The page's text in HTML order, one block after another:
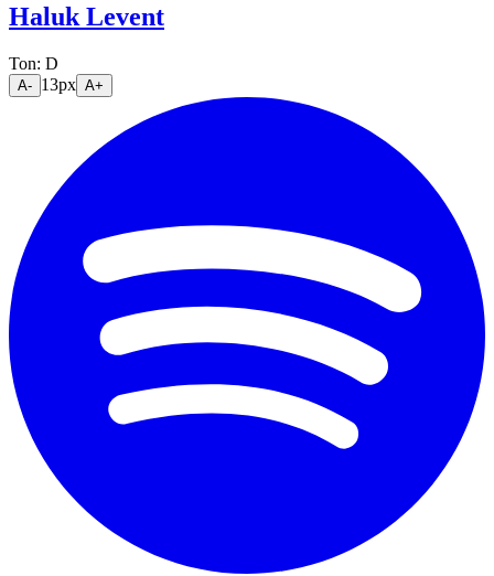
Haluk Levent
Ton: D
A- 13px A+